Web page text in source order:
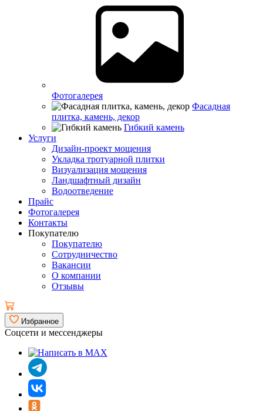
Фотогалерея
Фасадная
плитка, камень, декор
Гибкий камень
Услуги
Дизайн-проект мощения
Укладка тротуарной плитки
Визуализация мощения
Ландшафтный дизайн
Водоотведение
Прайс
Фотогалерея
Контакты
Покупателю
Покупателю
Сотрудничество
Вакансии
О компании
Отзывы
Избранное
Соцсети и мессенджеры